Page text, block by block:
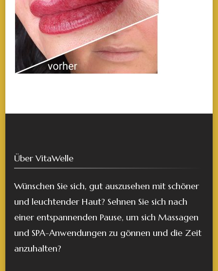
Über VitaWelle
Wünschen Sie sich, gut auszusehen mit schöner
und leuchtender Haut? Sehnen Sie sich nach
einer entspannenden Pause, um sich Massagen
und SPA-Anwendungen zu gönnen und die Zeit
anzuhalten?